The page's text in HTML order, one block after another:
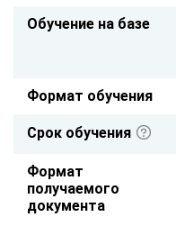
Обучение на базе
Формат обучения
Срок обучения
Формат
получаемого
документа